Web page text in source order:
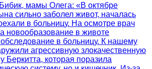
мамы Олега: «В октябре
сильно заболел живот, началась
в больницу. На осмотре врач
новообразование в животе
в больницу. К нашему
агрессивную злокачественную
Беркитта, которая поразила